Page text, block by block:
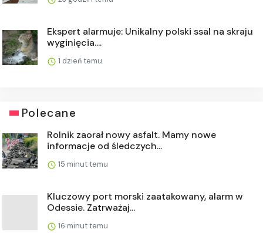
Ekspert alarmuje: Unikalny polski ssal na skraju
wyginięcia....
1 dzień temu
Polecane
Rolnik zaorał nowy asfalt. Mamy nowe
informacje od śledczych...
15 minut temu
Kluczowy port morski zaatakowany, alarm w
Odessie. Zatrważaj...
16 minut temu